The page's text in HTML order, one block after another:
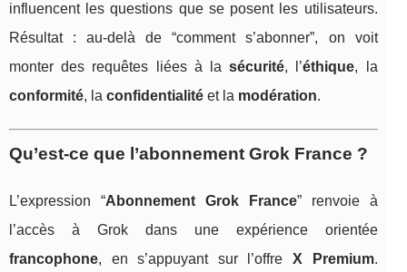
influencent les questions que se posent les utilisateurs.
Résultat : au-delà de “comment s’abonner”, on voit
monter des requêtes liées à lasécurité, l’éthique, la
conformité, la confidentialité et la modération.
Qu’est-ce que l’abonnement Grok France ?
L’expression “Abonnement Grok France” renvoie à
l’accès à Grok dans une expérience orientée
francophone, en s’appuyant sur l’offre X Premium.